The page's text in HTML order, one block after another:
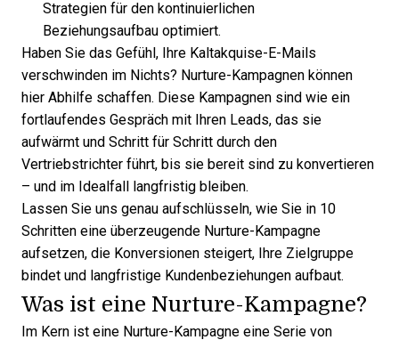
Strategien für den kontinuierlichen
Beziehungsaufbau optimiert.
Haben Sie das Gefühl, Ihre Kaltakquise-E-Mails
verschwinden im Nichts? Nurture-Kampagnen können
hier Abhilfe schaffen. Diese Kampagnen sind wie ein
fortlaufendes Gespräch mit Ihren Leads, das sie
aufwärmt und Schritt für Schritt durch den
Vertriebstrichter führt, bis sie bereit sind zu konvertieren
– und im Idealfall langfristig bleiben.
Lassen Sie uns genau aufschlüsseln, wie Sie in 10
Schritten eine überzeugende Nurture-Kampagne
aufsetzen, die Konversionen steigert, Ihre Zielgruppe
bindet und langfristige Kundenbeziehungen aufbaut.
Was ist eine Nurture-Kampagne?
Im Kern ist eine Nurture-Kampagne eine Serie von